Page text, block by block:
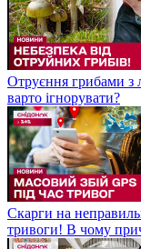
Отруєння грибами з
варто ігнорувати?
Скарги на
тривоги! В чому